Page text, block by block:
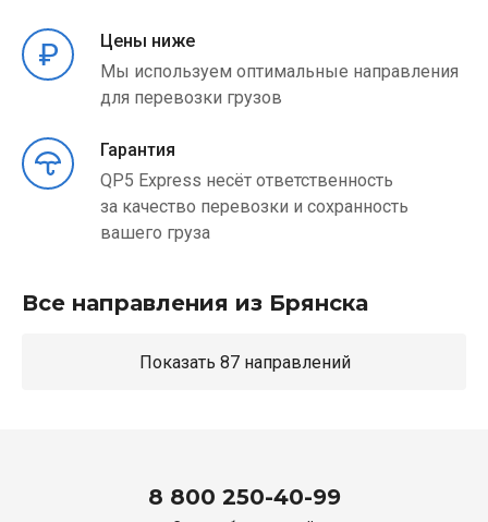
Цены ниже
Мы используем оптимальные направления
для перевозки грузов
Гарантия
QP5 Express несёт ответственность
за качество перевозки и сохранность
вашего груза
Все направления из Брянска
Показать 87 направлений
8 800 250-40-99